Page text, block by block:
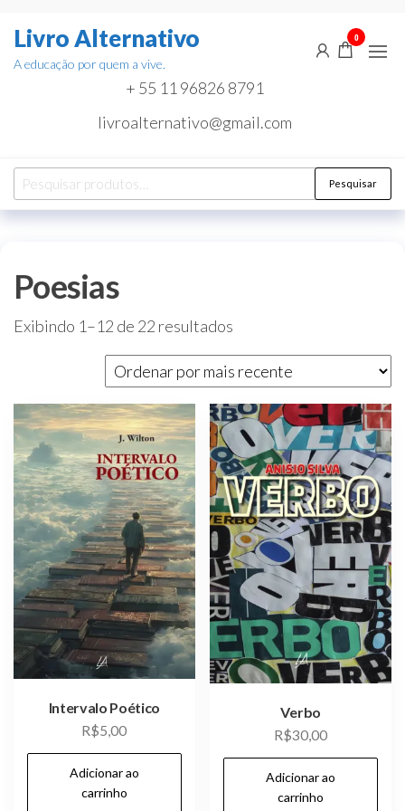
paraLivro Alternativo
A educação por quem a vive.
+ 55 11 96826 8791
livroalternativo@gmail.com
0
Pesquisar
por:
Pesquisar
Poesias
Exibindo 1–12 de 22 resultados
por
mais
recente
Intervalo Poético
R$5,00
Adicionar ao
carrinho
Verbo
R$30,00
Adicionar ao
carrinho